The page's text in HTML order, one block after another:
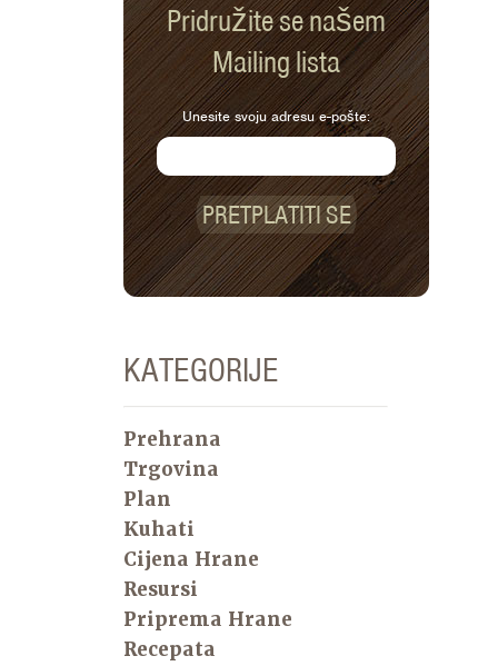
Pridružite se našem
Mailing lista
Unesite svoju adresu e-pošte:
PRETPLATITI SE
KATEGORIJE
Prehrana
Trgovina
Plan
Kuhati
Cijena Hrane
Resursi
Priprema Hrane
Recepata